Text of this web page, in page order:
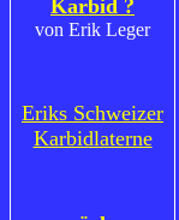
Karbid ?
von Erik Leger
Eriks Schweizer
Karbidlaterne